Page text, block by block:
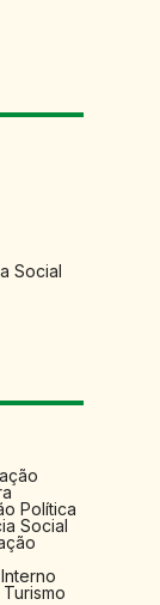
Social
Política
Social